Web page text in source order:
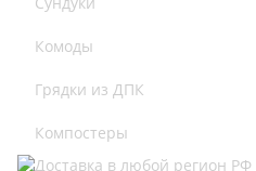
Комоды
Грядки из ДПК
Компостеры